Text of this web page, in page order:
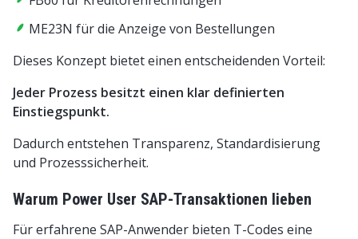
ME23N für die Anzeige von Bestellungen
Dieses Konzept bietet einen entscheidenden Vorteil:
Jeder Prozess besitzt einen klar definierten
Einstiegspunkt.
Dadurch entstehen Transparenz, Standardisierung
und Prozesssicherheit.
Warum Power User SAP-Transaktionen lieben
Für erfahrene SAP-Anwender bieten T-Codes eine